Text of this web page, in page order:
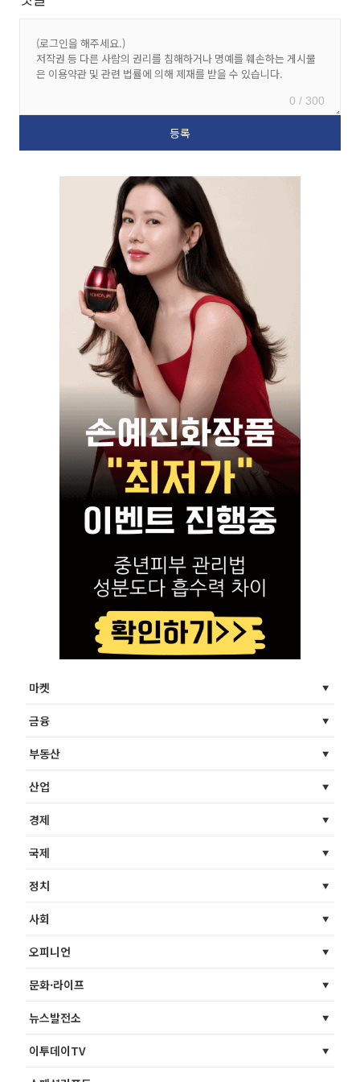
0 / 300
마켓
금융
부동산
산업
경제
국제
정치
사회
오피니언
문화·라이프
뉴스발전소
이투데이TV